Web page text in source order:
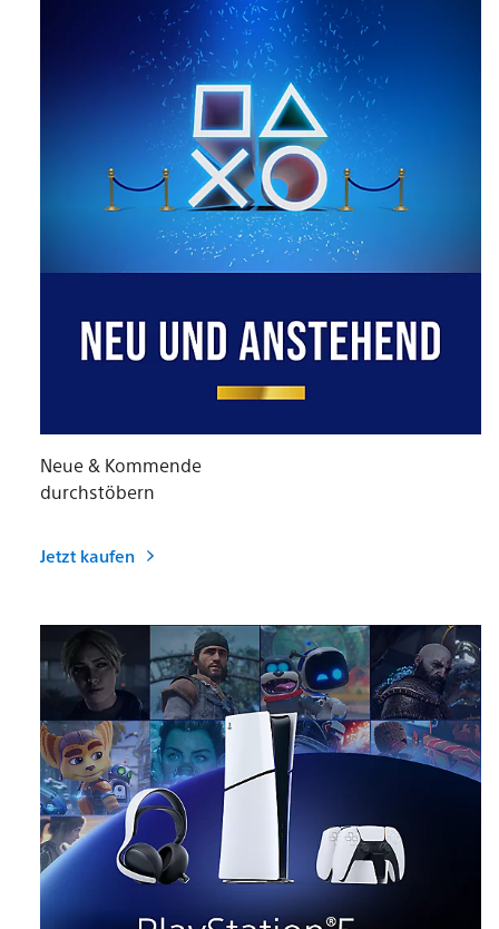
Neue & Kommende
durchstöbern​
Jetzt kaufen